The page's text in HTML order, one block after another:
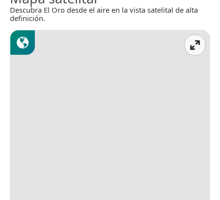
Descubra El Oro desde el aire en la vista satelital de alta
definición.